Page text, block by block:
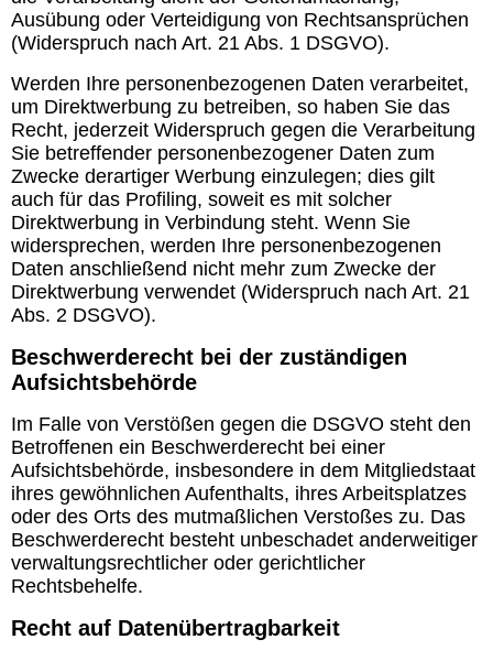
Ausübung oder Verteidigung von Rechtsansprüchen
(Widerspruch nach Art. 21 Abs. 1 DSGVO).
Werden Ihre personenbezogenen Daten verarbeitet,
um Direktwerbung zu betreiben, so haben Sie das
Recht, jederzeit Widerspruch gegen die Verarbeitung
Sie betreffender personenbezogener Daten zum
Zwecke derartiger Werbung einzulegen; dies gilt
auch für das Profiling, soweit es mit solcher
Direktwerbung in Verbindung steht. Wenn Sie
widersprechen, werden Ihre personenbezogenen
Daten anschließend nicht mehr zum Zwecke der
Direktwerbung verwendet (Widerspruch nach Art. 21
Abs. 2 DSGVO).
Beschwerderecht bei der zuständigen
Aufsichtsbehörde
Im Falle von Verstößen gegen die DSGVO steht den
Betroffenen ein Beschwerderecht bei einer
Aufsichtsbehörde, insbesondere in dem Mitgliedstaat
ihres gewöhnlichen Aufenthalts, ihres Arbeitsplatzes
oder des Orts des mutmaßlichen Verstoßes zu. Das
Beschwerderecht besteht unbeschadet anderweitiger
verwaltungsrechtlicher oder gerichtlicher
Rechtsbehelfe.
Recht auf Datenübertragbarkeit